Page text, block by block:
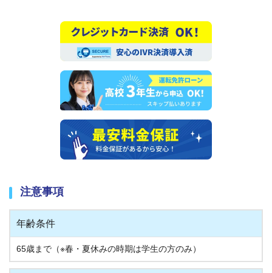
注意事項
年齢条件
65歳まで（※春・夏休みの時期は学生の方のみ）